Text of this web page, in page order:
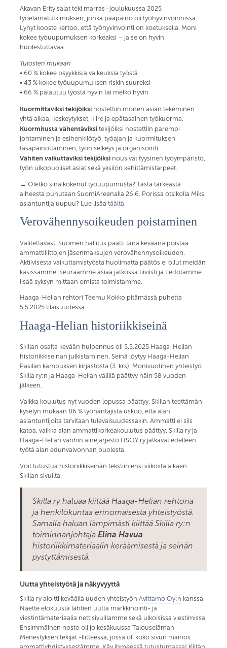
Akavan Erityisalat teki marras–joulukuussa 2025
työelämätutkimuksen, jonka pääpaino oli työhyvinvoinnissa.
Lyhyt kooste kertoo, että työhyvinvointi on koetuksella. Moni
kokee työuupumuksen korkeaksi – ja se on hyvin
huolestuttavaa.
Tulosten mukaan
• 60 % kokee psyykkisiä vaikeuksia työstä
• 43 % kokee työuupumuksen riskin suureksi
• 66 % palautuu työstä hyvin tai melko hyvin
Kuormittaviksi tekijöiksi nostettiin monen asian tekeminen
yhtä aikaa, keskeytykset, kiire ja epätasainen työkuorma.
Kuormitusta vähentäviksi tekijöiksi nostettiin parempi
johtaminen ja esihenkilötyö, työajan ja kuormituksen
tasapainottaminen, työn selkeys ja organisointi.
Vähiten vaikuttaviksi tekijöiksi nousivat fyysinen työympäristö,
työn ulkopuoliset asiat sekä yksilön kehittämistarpeet.
→ Oletko sinä kokenut työuupumusta? Tästä tärkeästä
aiheesta puhutaan SuomiAreenalla 26.6. Porissa otsikolla Miksi
asiantuntija uupuu? Lue lisäätäältä
Verovähennysoikeuden poistaminen
Valitettavasti Suomen hallitus päätti tänä keväänä poistaa
ammattiliittojen jäsenmaksujen verovähennysoikeuden.
Aktiivisesta vaikuttamistyöstä huolimatta päätös ei ollut meidän
käsissämme. Seuraamme asiaa jatkossa tiiviisti ja tiedotamme
lisää syksyn mittaan omista toimistamme.
Haaga-Helian rehtori Teemu Kokko pitämässä puhetta
5.5.2025 tilaisuudessa
Haaga-Helian historiikkiseinä
Skillan osalta kevään huipennus oli 5.5.2025 Haaga-Helian
historiikkiseinän julkistaminen. Seinä löytyy Haaga-Helian
Pasilan kampuksen kirjastosta (3. krs). Monivuotinen yhteistyö
Skilla ry:n ja Haaga-Helian välillä päättyy näin 58 vuoden
jälkeen.
Vaikka koulutus nyt vuoden lopussa päättyy, Skillan teettämän
kyselyn mukaan 86 % työnantajista uskoo, että alan
asiantuntijoita tarvitaan tulevaisuudessakin. Ammatti ei siis
katoa, vaikka alan ammattikorkeakoulutus päättyy. Skilla ry ja
Haaga-Helian vanhin ainejärjestö HSOY ry jatkavat edelleen
työtä alan edunvalvonnan puolesta.
Voit tutustua historiikkiseinän tekstiin ensi viikosta alkaen
Skillan sivuilta.
Skilla ry haluaa kiittää Haaga-Helian rehtoria
ja henkilökuntaa erinomaisesta yhteistyöstä.
Samalla haluan lämpimästi kiittää Skilla ry:n
toiminnanjohtajaElina Havua
historiikkimateriaalin keräämisestä ja seinän
pystyttämisestä.
Uutta yhteistyötä ja näkyvyyttä
Skilla ry aloitti keväällä uuden yhteistyönAvittamo Oy:n kanssa.
Näette elokuusta lähtien uutta markkinointi- ja
viestintämateriaalia nettisivuillamme sekä ulkoisissa viestimissä.
Ensimmäinen nosto oli jo kesäkuussa Talouselämän
Menestyksen tekijät -liitteessä, jossa oli koko sivun mainos